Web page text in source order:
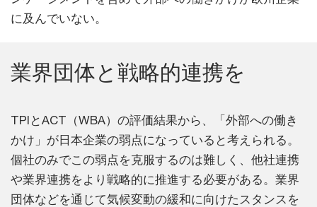
に及んでいない。
業界団体と戦略的連携を
TPIとACT（WBA）の評価結果から、「外部への働き
かけ」が日本企業の弱点になっていると考えられる。
個社のみでこの弱点を克服するのは難しく、他社連携
や業界連携をより戦略的に推進する必要がある。業界
団体などを通じて気候変動の緩和に向けたスタンスを